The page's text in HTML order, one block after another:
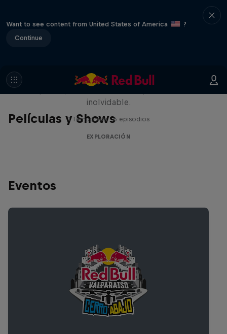
Want to see content from United States of America
?
Continue
Películas y Shows
Rob Warner’s Wild Rides
inolvidable.
1 Temporada · 6 episodios
EXPLORACIÓN
Eventos